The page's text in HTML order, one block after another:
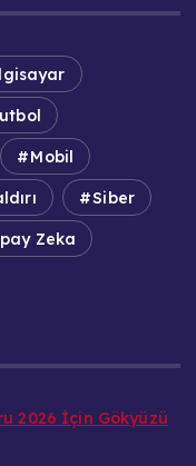
Mobil
Siber
Zeka
2026 İçin Gökyüzü